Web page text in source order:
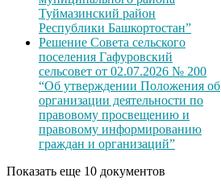
Туймазинский район
Республики Башкортостан”
Решение Совета сельского
поселения Гафуровский
сельсовет от 02.07.2026 № 200
“Об утверждении Положения об
организации деятельности по
правовому просвещению и
правовому информированию
граждан и организаций”
Показать еще 10 документов